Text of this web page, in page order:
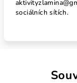
sociálních sítích.